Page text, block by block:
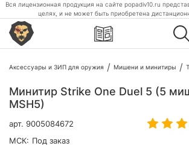
Вся лицензионная продукция на сайте popadiv10.ru
целях, и не может быть приобретена
Аксессуары и ЗИП для оружия Мишени и минитиры
Минитир Strike One Duel 5 (5
MSH5)
арт. 9005084672
МСК: Под заказ